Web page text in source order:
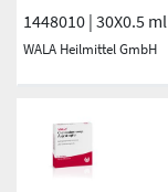
1448010 | 30X0.5 ml
WALA Heilmittel GmbH